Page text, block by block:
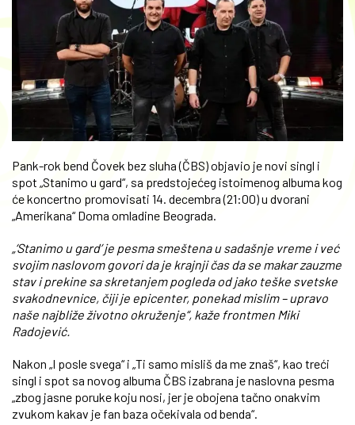
Pank-rok bend Čovek bez sluha (ČBS) objavio je novi singl i
spot „Stanimo u gard“, sa predstojećeg istoimenog albuma kog
će koncertno promovisati 14. decembra (21:00) u dvorani
„Amerikana“ Doma omladine Beograda.
„‘Stanimo u gard’ je pesma smeštena u sadašnje vreme i već
svojim naslovom govori da je krajnji čas da se makar zauzme
stav i prekine sa skretanjem pogleda od jako teške svetske
svakodnevnice, čiji je epicenter, ponekad mislim – upravo
naše najbliže životno okruženje“, kaže frontmen Miki
Radojević.
Nakon „I posle svega“ i „Ti samo misliš da me znaš“, kao treći
singl i spot sa novog albuma ČBS izabrana je naslovna pesma
„zbog jasne poruke koju nosi, jer je obojena tačno onakvim
zvukom kakav je fan baza očekivala od benda“.